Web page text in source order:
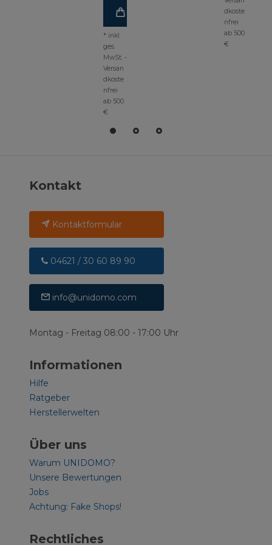
* inkl.
ges.
MwSt. -
Versan
dkoste
nfrei
ab 500
€
dkoste
nfrei
ab 500
€
Kontakt
Kontaktformular
04621 / 30 60 89 90
info@unidomo.com
Montag - Freitag 08:00 - 17:00 Uhr
Informationen
Hilfe
Ratgeber
Herstellerwelten
Über uns
Warum UNIDOMO?
Unsere Bewertungen
Jobs
Achtung: Fake Shops!
Rechtliches